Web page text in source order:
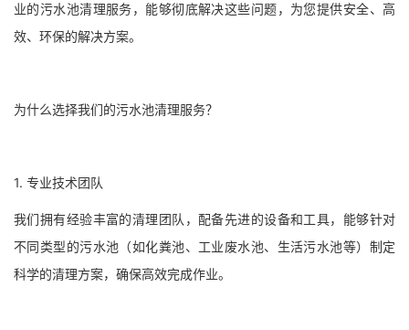
业的污水池清理服务，能够彻底解决这些问题，为您提供安全、高
效、环保的解决方案。
为什么选择我们的污水池清理服务？
1. 专业技术团队
我们拥有经验丰富的清理团队，配备先进的设备和工具，能够针对
不同类型的污水池（如化粪池、工业废水池、生活污水池等）制定
科学的清理方案，确保高效完成作业。